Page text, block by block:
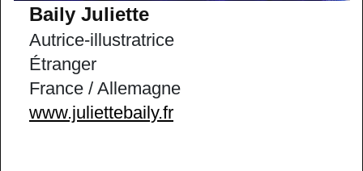
Baily Juliette
Autrice-illustratrice
Étranger
France / Allemagne
www.juliettebaily.fr